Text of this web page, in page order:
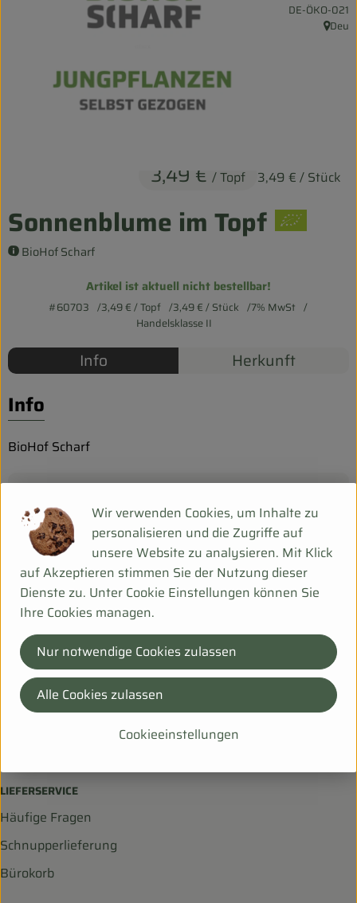
Entspannt durch die FERIEN
Kühltheke
Kosmetik
Biokorb so geht`s
Pferdepension & Reitbetrieb
Firmenkunden
Sonnenblume im Topf
BioHof Scharf
3,49 € / Topf 3,49 € / Stück
, Kontrollstelle:
DE-ÖKO-021
,Deu
Artikel ist aktuell nicht bestellbar!
#60703 3,49 €/ Topf 3,49 €/ Stück
7% MwSt
Handelsklasse II
Info Herkunft
Info
BioHof Scharf
Herkunft
Deu
Bei Fragen helfen wir Dir gerne weiter!
Hanfsack 50b,
99198 Ollendorf
036203 253534
LIEFERSERVICE
Häufige Fragen
Schnupperlieferung
Bürokorb
Wir verwenden Cookies, um Inhalte zu
personalisieren und die Zugriffe auf
unsere Website zu analysieren. Mit Klick
auf Akzeptieren stimmen Sie der Nutzung dieser
Dienste zu. Unter Cookie Einstellungen können Sie
Ihre Cookies managen.
Cookieeinstellungen
Nur notwendige Cookies zulassen
Alle Cookies zulassen